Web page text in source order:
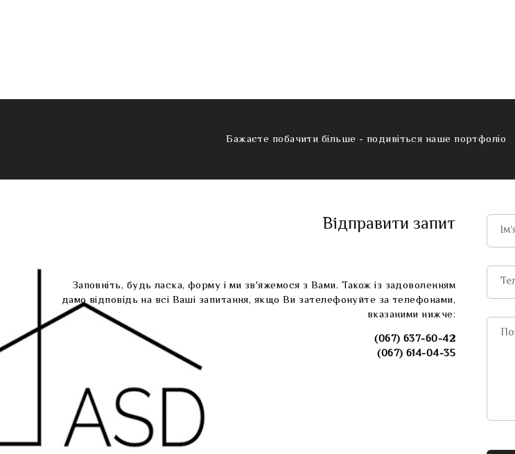
Бажаєте побачити більше - подивіться наше портфоліо
Відправити запит
Заповніть, будь ласка, форму і ми зв'яжемося з Вами. Також із задоволенням
дамо відповідь на всі Ваші запитання, якщо Ви зателефонуйте за телефонами,
вказаними нижче:
(067) 637-60-42
(067) 614-04-35